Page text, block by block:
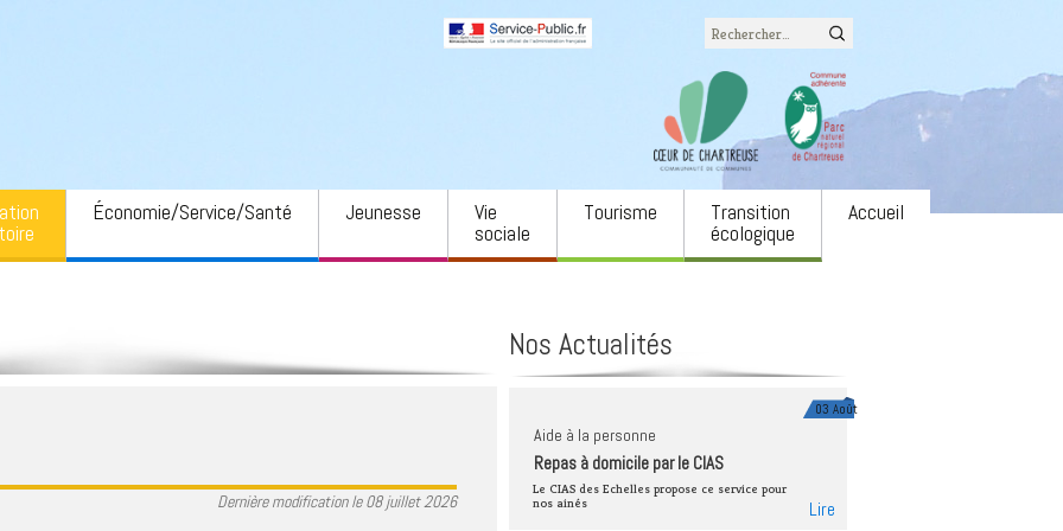
Rechercher :
de
régional de
– PNRC
Économie/Service/Santé
Services d’urgence
Jeunesse Vie
sociale
Animations
Art et culture
Salle de spectacle Notre
Tourisme
Site naturel du cirque de
St Même
Neige
Autres équipements
Transition
écologique
alimentation
Économie circulaire
Accueil
Dernière modification le 08 juillet 2026
Nos Actualités
Aide à la personne
Repas à domicile par le CIAS
Le CIAS des Echelles propose ce service pour
nos ainés
Lire
03 Août